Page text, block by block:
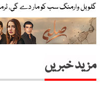
گلوبل وارمنگ سب کو مار دے گی،
مزید خبریں